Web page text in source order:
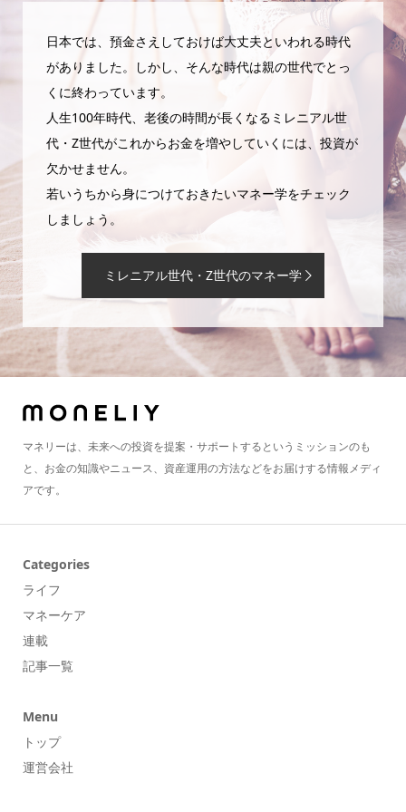
日本では、預金さえしておけば大丈夫といわれる時代
がありました。しかし、そんな時代は親の世代でとっ
くに終わっています。
人生100年時代、老後の時間が長くなるミレニアル世
代・Z世代がこれからお金を増やしていくには、投資が
欠かせません。
若いうちから身につけておきたいマネー学をチェック
しましょう。
ミレニアル世代・Z世代のマネー学
マネリーは、未来への投資を提案・サポートするというミッションのも
と、お金の知識やニュース、資産運用の方法などをお届けする情報メディ
アです。
Categories
ライフ
マネーケア
連載
記事一覧
Menu
トップ
運営会社